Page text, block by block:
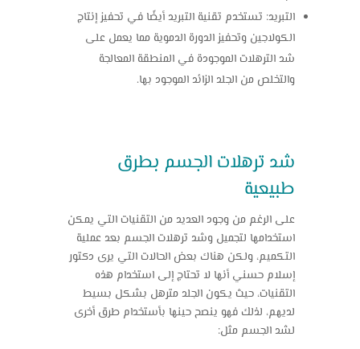
التبريد: تستخدم تقنية التبريد أيضًا في تحفيز إنتاج
الكولاجين وتحفيز الدورة الدموية مما يعمل على
شد الترهلات الموجودة في المنطقة المعالجة
والتخلص من الجلد الزائد الموجود بها.
شد ترهلات الجسم بطرق
طبيعية
على الرغم من وجود العديد من التقنيات التي يمكن
استخدامها لتجميل وشد ترهلات الجسم بعد عملية
التكميم، ولكن هناك بعض الحالات التي يرى دكتور
إسلام حسني أنها لا تحتاج إلى استخدام هذه
التقنيات، حيث يكون الجلد مترهل بشكل بسيط
لديهم، لذلك فهو ينصح حينها بأستخدام طرق أخرى
لشد الجسم مثل: